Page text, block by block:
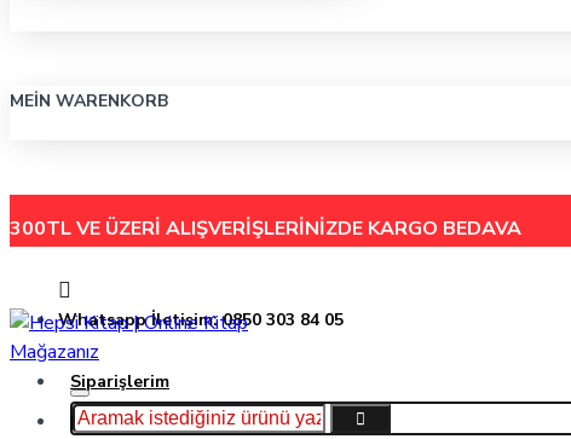
MEIN WARENKORB
300TL VE ÜZERİ ALIŞVERİŞLERİNİZDE KARGO BEDAVA
Whatsapp İletişim: 0850 303 84 05
Siparişlerim
Hakkımızda